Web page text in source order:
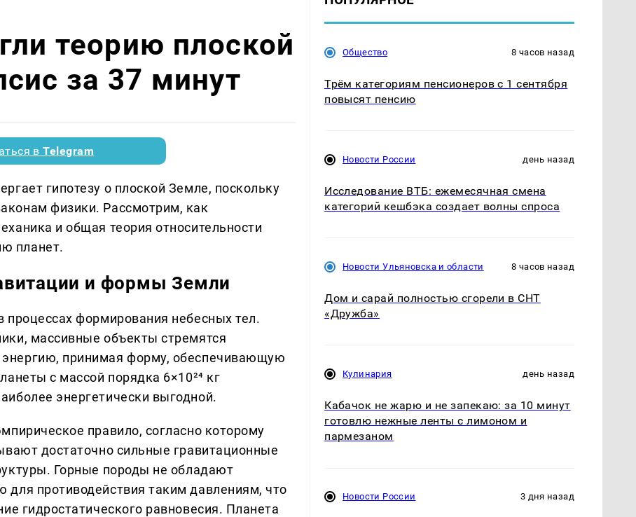
теорию плоской
за 37 минут
вTelegram
гипотезу о плоской Земле, поскольку
физики. Рассмотрим, как
и общая теория относительности
планет.
и формы Земли
процессах формирования небесных тел.
массивные объекты стремятся
принимая форму, обеспечивающую
с массой порядка 6×10²⁴ кг
энергетически выгодной.
правило, согласно которому
достаточно сильные гравитационные
Горные породы не обладают
для противодействия таким давлениям, что
гидростатического равновесия. Планета
Общество 8 часов назад
Трём категориям пенсионеров с 1 сентября
повысят пенсию
Новости России день назад
Исследование ВТБ: ежемесячная смена
категорий кешбэка создает волны спроса
Новости Ульяновска и области 8 часов назад
Дом и сарай полностью сгорели в СНТ
«Дружба»
Кулинария день назад
Кабачок не жарю и не запекаю: за 10 минут
готовлю нежные ленты с лимоном и
пармезаном
Новости России 3 дня назад